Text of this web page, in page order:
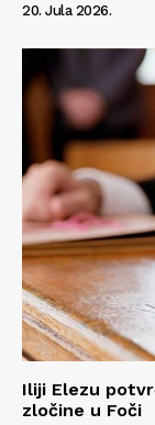
20. Jula 2026.
Iliji Elezu
zločine u Foči